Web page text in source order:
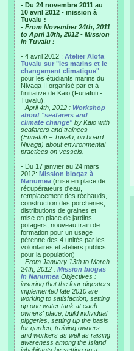
- Du 24 novembre 2011 au
10 avril 2012 - mission à
Tuvalu :
- From November 24th, 2011
to April 10th, 2012 - Mission
in Tuvalu :
- 4 avril 2012 : Atelier Alofa
Tuvalu sur "les marins et le
changement climatique"
pour les étudiants marins du
Nivaga II organisé par et à
l'initiative de Kaio (Funafuti -
Tuvalu).
- April 4th, 2012 : Workshop
about "seafarers and
climate change"by Kaio with
seafarers and trainees
(Funafuti – Tuvalu, on board
Nivaga) about environmental
practices on vessels.
- Du 17 janvier au 24 mars
2012: Mission biogaz à
Nanumea (mise en place de
récupérateurs d'eau,
remplacement des réchauds,
construction des porcheries,
distributions de graines et
mise en place de jardins
potagers, nouveau train de
formation pour un usage
pérenne des 4 unités par les
volontaires et ateliers publics
pour la population)
- From January 13th to March
24th, 2012 : Mission biogas
in Nanumea Objectives :
insuring that the four digesters
implemented late 2010 are
working to satisfaction, setting
up one water tank at each
owners' place, build individual
piggeries, setting up the basis
for garden, training owners
and workers as well as raising
awareness among the Island